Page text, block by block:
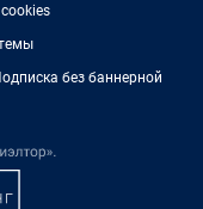
без баннерной